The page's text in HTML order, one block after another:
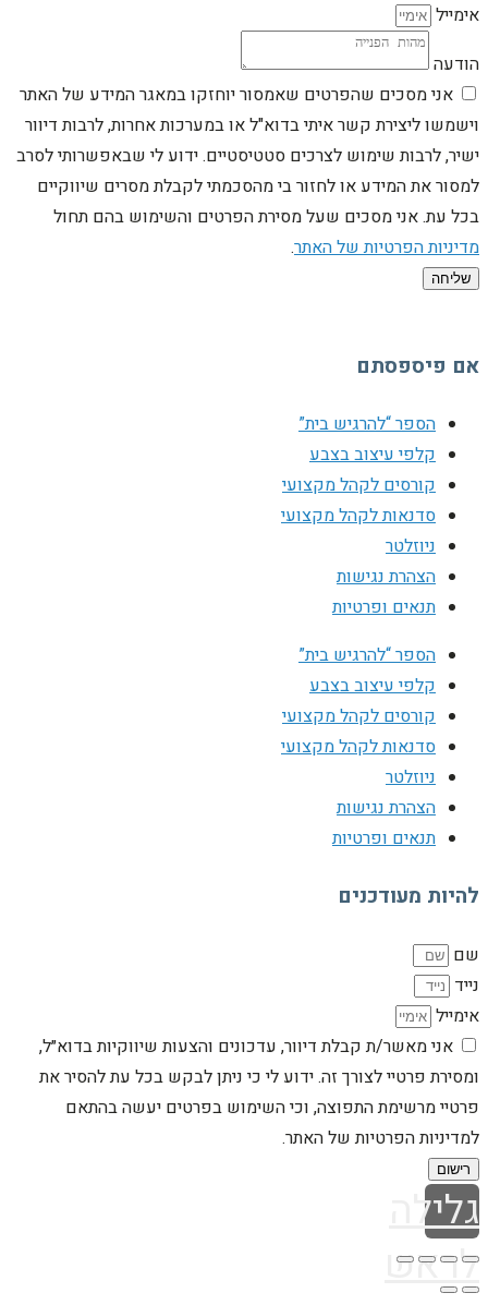
אימייל
הודעה
אני מסכים שהפרטים שאמסור יוחזקו במאגר המידע של האתר
וישמשו ליצירת קשר איתי בדוא"ל או במערכות אחרות, לרבות דיוור
ישיר, לרבות שימוש לצרכים סטטיסטיים. ידוע לי שבאפשרותי לסרב
למסור את המידע או לחזור בי מהסכמתי לקבלת מסרים שיווקיים
בכל עת. אני מסכים שעל מסירת הפרטים והשימוש בהם תחול
מדיניות הפרטיות של האתר.
שליחה
אם פיספסתם
הספר “להרגיש בית”
קלפי עיצוב בצבע
קורסים לקהל מקצועי
סדנאות לקהל מקצועי
ניוזלטר
הצהרת נגישות
תנאים ופרטיות
הספר “להרגיש בית”
קלפי עיצוב בצבע
קורסים לקהל מקצועי
סדנאות לקהל מקצועי
ניוזלטר
הצהרת נגישות
תנאים ופרטיות
להיות מעודכנים
שם
נייד
אימייל
אני מאשר/ת קבלת דיוור, עדכונים והצעות שיווקיות בדוא״ל,
ומסירת פרטיי לצורך זה. ידוע לי כי ניתן לבקש בכל עת להסיר את
פרטיי מרשימת התפוצה, וכי השימוש בפרטים יעשה בהתאם
למדיניות הפרטיות של האתר.
רישום
גלילה
לראש